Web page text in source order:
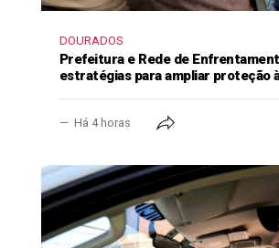
DOURADOS
Prefeitura e Rede de
estratégias para ampliar proteção
Há 4 horas